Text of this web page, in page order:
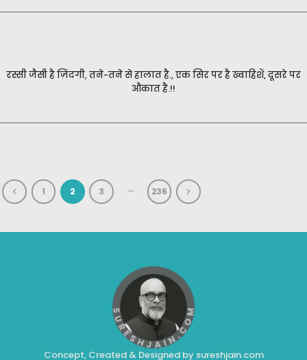
रस्सी जैसी है ज़िंदगी, तने-तने से हालात है., एक सिर पर है ख्वाहिशें, दूसरे पर
औकात है.!!
1 2 3 … 236
Concept, Created & Designed by sureshjain.com